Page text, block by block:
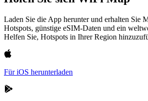
Laden Sie die App herunter und erhalten
Hotspots, günstige eSIM-Daten und ein
Helfen Sie, Hotspots in Ihrer Region
Für iOS herunterladen